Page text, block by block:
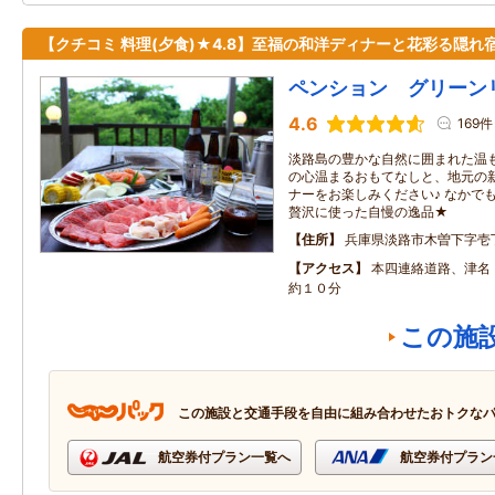
【クチコミ 料理(夕食)★4.8】至福の和洋ディナーと花彩る隠れ
ペンション グリーン
4.6 169件
淡路島の豊かな自然に囲まれた温
の心温まるおもてなしと、地元の
ナーをお楽しみください♪ なかで
贅沢に使った自慢の逸品★
住所
兵庫県淡路市木曽下字壱
アクセス
本四連絡道路、津
約１０分
この施
この施設と交通手段を自由に組み合わせたおトクな
航空券付プラン一覧へ 航空券付プラ